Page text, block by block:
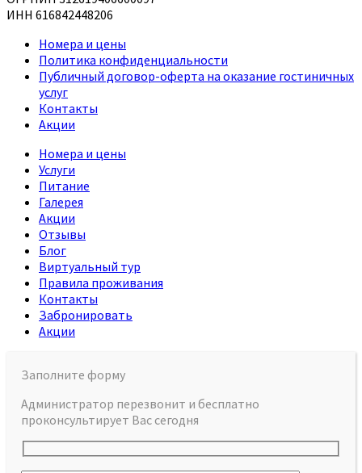
ИНН 616842448206
Номера и цены
Политика конфиденциальности
Публичный договор-оферта на оказание гостиничных
услуг
Контакты
Акции
Номера и цены
Услуги
Питание
Галерея
Акции
Отзывы
Блог
Виртуальный тур
Правила проживания
Контакты
Забронировать
Акции
Заполните форму
Администратор перезвонит и бесплатно
проконсультирует Вас сегодня